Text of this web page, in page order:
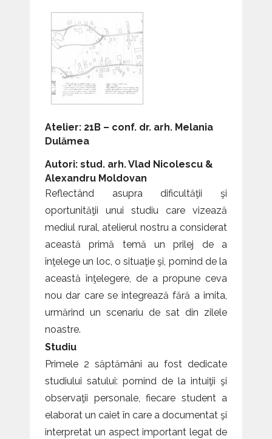
Atelier: 21B – conf. dr. arh. Melania
Dulămea
Autori: stud. arh. Vlad Nicolescu &
Alexandru Moldovan
Reflectând asupra dificultăţii şi
oportunităţii unui studiu care vizează
mediul rural, atelierul nostru a considerat
această primă temă un prilej de a
înţelege un loc, o situaţie şi, pornind de la
această înţelegere, de a propune ceva
nou dar care se integrează fără a imita,
urmărind un scenariu de sat din zilele
noastre.
Studiu
Primele 2 săptămâni au fost dedicate
studiului satului: pornind de la intuiţii şi
observaţii personale, fiecare student a
elaborat un caiet în care a documentat şi
interpretat un aspect important legat de